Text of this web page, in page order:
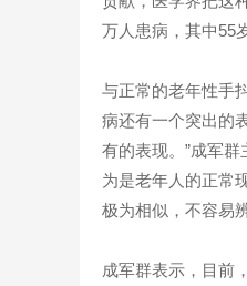
万人患病，其中55
与正常的老年性手
病还有一个突出的
有的表现。”成军
为是老年人的正常
极为相似，不容易
成军群表示，目前